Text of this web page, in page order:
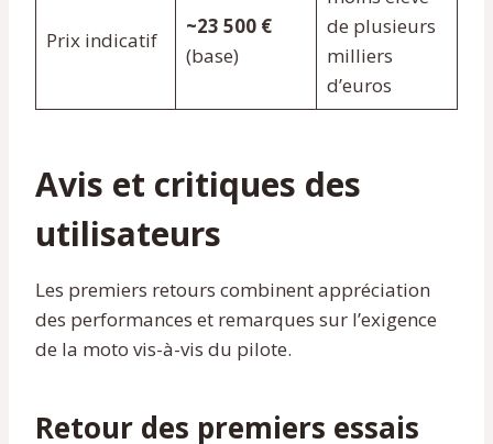
Prix indicatif
~23 500 €
(base)
de plusieurs
milliers
d’euros
Avis et critiques des
utilisateurs
Les premiers retours combinent appréciation
des performances et remarques sur l’exigence
de la moto vis-à-vis du pilote.
Retour des premiers essais